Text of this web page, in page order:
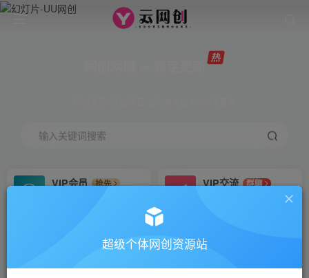
输入关键词搜索
VIP会员
抢先
VIP交流
群聊
研究探讨更多创业项目路子。
会员专属推广链接
招募站长
超级个体网创资源站